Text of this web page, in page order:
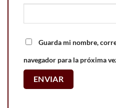
Guarda mi nombre,
navegador para la próxima